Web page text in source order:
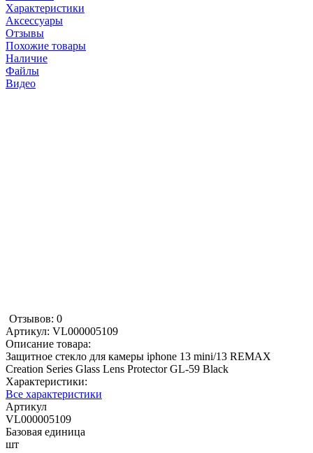
Характеристики
Аксессуары
Отзывы
Похожие товары
Наличие
Файлы
Видео
Отзывов: 0
Артикул: VL000005109
Описание товара:
Защитное стекло для камеры iphone 13 mini/13 REMAX
Creation Series Glass Lens Protector GL-59 Black
Характеристики:
Все характеристики
Артикул
VL000005109
Базовая единица
шт